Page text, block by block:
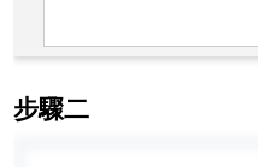
步驟二